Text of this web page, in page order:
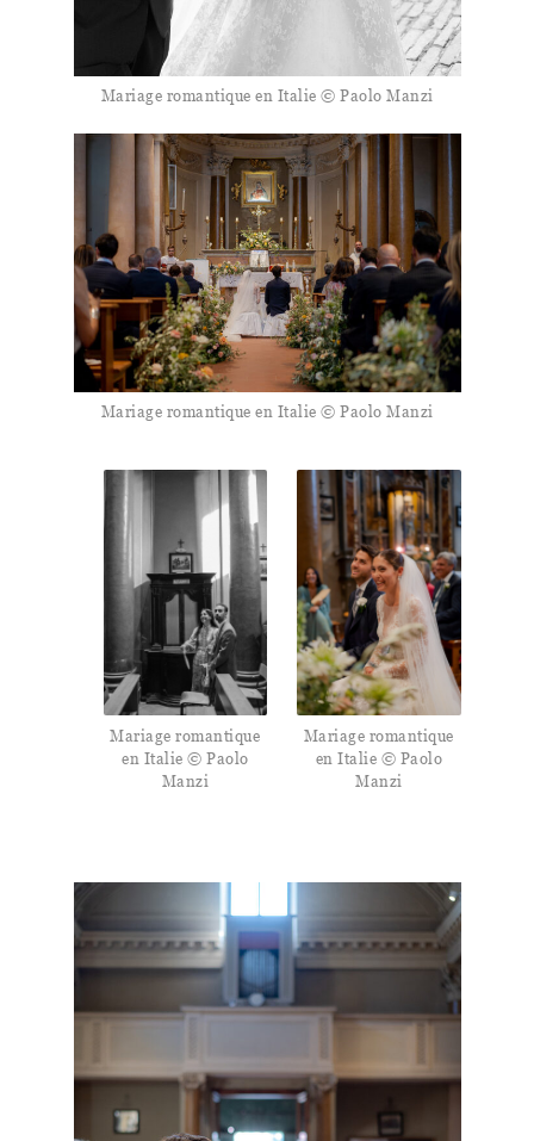
Mariage romantique en Italie © Paolo Manzi
Mariage romantique en Italie © Paolo Manzi
Mariage romantique
en Italie © Paolo
Manzi
Mariage romantique
en Italie © Paolo
Manzi